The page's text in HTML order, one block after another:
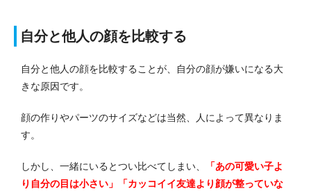
自分と他人の顔を比較する
自分と他人の顔を比較することが、自分の顔が嫌いになる大
きな原因です。
顔の作りやパーツのサイズなどは当然、人によって異なりま
す。
しかし、一緒にいるとつい比べてしまい、
「あの可愛い子よ
り自分の目は小さい」「カッコイイ友達より顔が整っていな